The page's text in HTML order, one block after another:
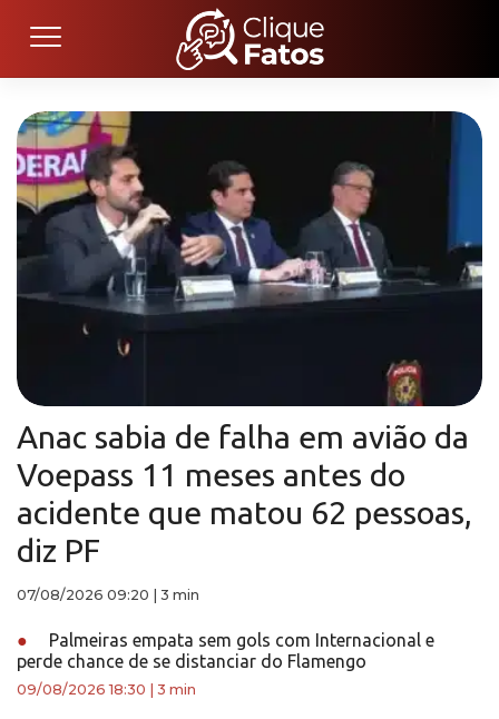
Anac sabia de falha em avião da
Voepass 11 meses antes do
acidente que matou 62 pessoas,
diz PF
07/08/2026 09:20 3 min
●
Palmeiras empata sem gols com Internacional e
perde chance de se distanciar do Flamengo
09/08/2026 18:30 3 min